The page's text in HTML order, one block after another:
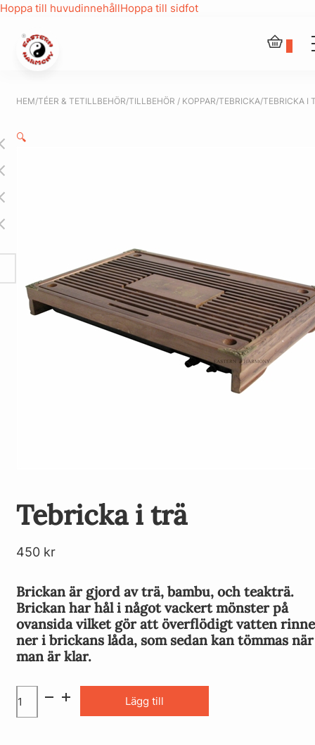
Hoppa till huvudinnehållHoppa till sidfot
HEM/TÉER & TETILLBEHÖR/TILLBEHÖR / KOPPAR/TEBRICKA/TEBRICKA I
🔍
Tebricka i trä
450 kr
Brickan är gjord av trä, bambu, och teakträ.
Brickan har hål i något vackert mönster på
ovansida vilket gör att överflödigt vatten
ner i brickans låda, som sedan kan tömmas när
man är klar.
Lägg till